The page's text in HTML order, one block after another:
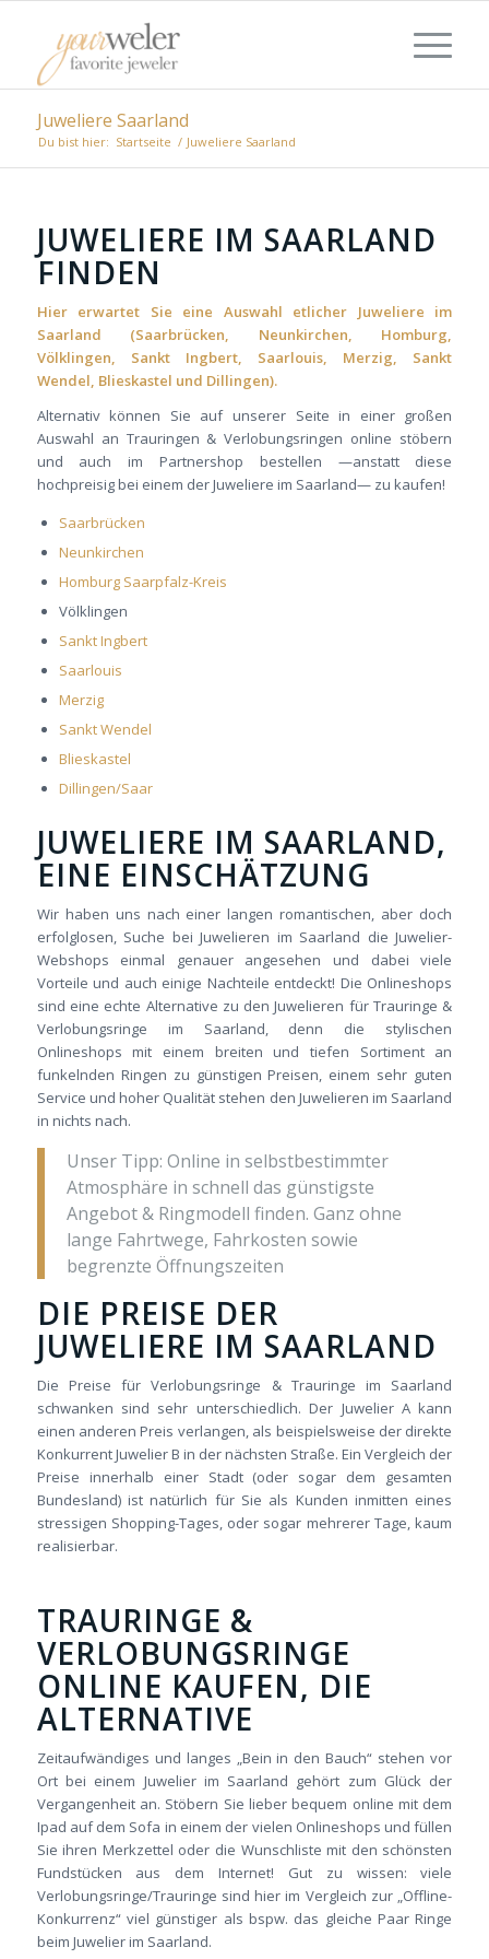
Juweliere Saarland
Du bist hier: Startseite / Juweliere Saarland
JUWELIERE IM SAARLAND
FINDEN
Hier erwartet Sie eine Auswahl etlicher Juweliere im
Saarland (Saarbrücken, Neunkirchen, Homburg,
Völklingen, Sankt Ingbert, Saarlouis, Merzig, Sankt
Wendel, Blieskastel und Dillingen).
Alternativ können Sie auf unserer Seite in einer großen
Auswahl an Trauringen & Verlobungsringen online stöbern
und auch im Partnershop bestellen —anstatt diese
hochpreisig bei einem der Juweliere im Saarland— zu kaufen!
Saarbrücken
Neunkirchen
Homburg Saarpfalz-Kreis
Völklingen
Sankt Ingbert
Saarlouis
Merzig
Sankt Wendel
Blieskastel
Dillingen/Saar
JUWELIERE IM SAARLAND,
EINE EINSCHÄTZUNG
Wir haben uns nach einer langen romantischen, aber doch
erfolglosen, Suche bei Juwelieren im Saarland die Juwelier-
Webshops einmal genauer angesehen und dabei viele
Vorteile und auch einige Nachteile entdeckt! Die Onlineshops
sind eine echte Alternative zu den Juwelieren für Trauringe &
Verlobungsringe im Saarland, denn die stylischen
Onlineshops mit einem breiten und tiefen Sortiment an
funkelnden Ringen zu günstigen Preisen, einem sehr guten
Service und hoher Qualität stehen den Juwelieren im Saarland
in nichts nach.
Unser Tipp: Online in selbstbestimmter
Atmosphäre in schnell das günstigste
Angebot & Ringmodell finden. Ganz ohne
lange Fahrtwege, Fahrkosten sowie
begrenzte Öffnungszeiten
DIE PREISE DER
JUWELIERE IM SAARLAND
Die Preise für Verlobungsringe & Trauringe im Saarland
schwanken sind sehr unterschiedlich. Der Juwelier A kann
einen anderen Preis verlangen, als beispielsweise der direkte
Konkurrent Juwelier B in der nächsten Straße. Ein Vergleich der
Preise innerhalb einer Stadt (oder sogar dem gesamten
Bundesland) ist natürlich für Sie als Kunden inmitten eines
stressigen Shopping-Tages, oder sogar mehrerer Tage, kaum
realisierbar.
TRAURINGE &
VERLOBUNGSRINGE
ONLINE KAUFEN, DIE
ALTERNATIVE
Zeitaufwändiges und langes „Bein in den Bauch“ stehen vor
Ort bei einem Juwelier im Saarland gehört zum Glück der
Vergangenheit an. Stöbern Sie lieber bequem online mit dem
Ipad auf dem Sofa in einem der vielen Onlineshops und füllen
Sie ihren Merkzettel oder die Wunschliste mit den schönsten
Fundstücken aus dem Internet! Gut zu wissen: viele
Verlobungsringe/Trauringe sind hier im Vergleich zur „Offline-
Konkurrenz“ viel günstiger als bspw. das gleiche Paar Ringe
beim Juwelier im Saarland.